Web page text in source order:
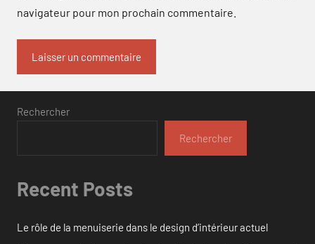
navigateur pour mon prochain commentaire.
Rechercher
Rechercher
Recent Posts
Le rôle de la menuiserie dans le design d’intérieur actuel